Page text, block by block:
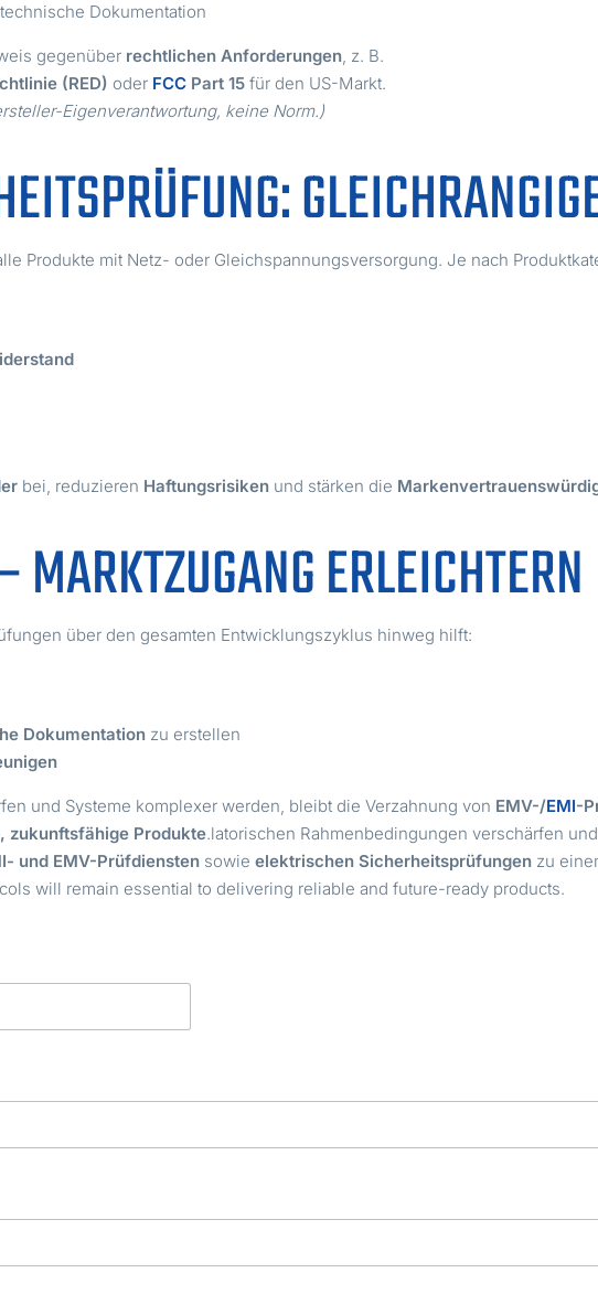
Dokumentation
gegenüber rechtlichen Anforderungen, z. B.
(RED) oder FCC Part 15 für den US-Markt.
Eigenverantwortung, keine Norm.)
Produkte mit Netz- oder Gleichspannungsversorgung. Je nach
bei, reduzieren Haftungsrisiken und stärken die
ERLEICHTERN
über den gesamten Entwicklungszyklus hinweg hilft:
Dokumentation zu erstellen
und Systeme komplexer werden, bleibt die Verzahnung von EMV-/EMI-
zukunftsfähige Produkte.latorischen Rahmenbedingungen verschärfen
und EMV-Prüfdiensten sowieelektrischen Sicherheitsprüfungen zu
will remain essential to delivering reliable and future-ready products.